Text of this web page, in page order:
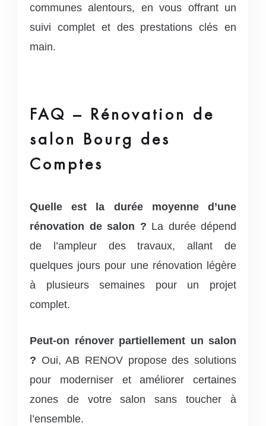
communes alentours, en vous offrant un
suivi complet et des prestations clés en
main.
FAQ – Rénovation de
salon Bourg des
Comptes
Quelle est la durée moyenne d’une
rénovation de salon ? La durée dépend
de l’ampleur des travaux, allant de
quelques jours pour une rénovation légère
à plusieurs semaines pour un projet
complet.
Peut-on rénover partiellement un salon
? Oui, AB RENOV propose des solutions
pour moderniser et améliorer certaines
zones de votre salon sans toucher à
l’ensemble.